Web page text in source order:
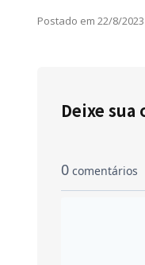
Postado em 22/8/2023
Deixe sua